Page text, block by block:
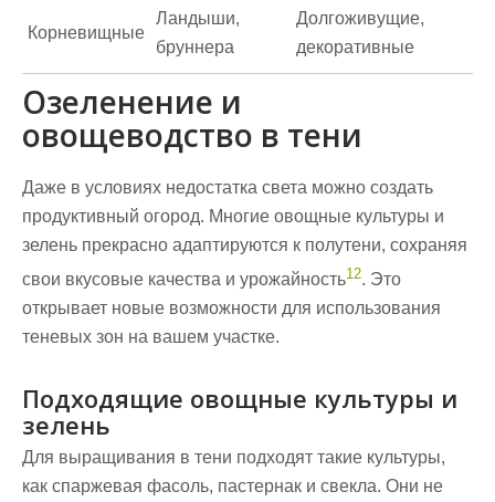
Корневищные
Ландыши,
бруннера
Долгоживущие,
декоративные
Озеленение и
овощеводство в тени
Даже в условиях недостатка света можно создать
продуктивный огород. Многие овощные культуры и
зелень прекрасно адаптируются к полутени, сохраняя
свои вкусовые качества и урожайность12. Это
открывает новые возможности для использования
теневых зон на вашем участке.
Подходящие овощные культуры и
зелень
Для выращивания в тени подходят такие культуры,
как спаржевая фасоль, пастернак и свекла. Они не